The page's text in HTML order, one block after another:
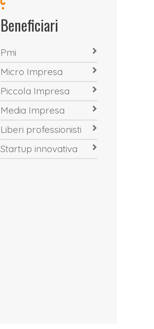
Beneficiari
Pmi
Micro Impresa
Piccola Impresa
Media Impresa
Liberi professionisti
Startup innovativa